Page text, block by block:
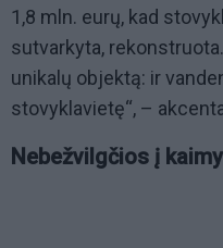
1,8 mln. eurų, kad
sutvarkyta,
unikalų objektą: ir
stovyklavietę“, –
Nebežvilgčios į